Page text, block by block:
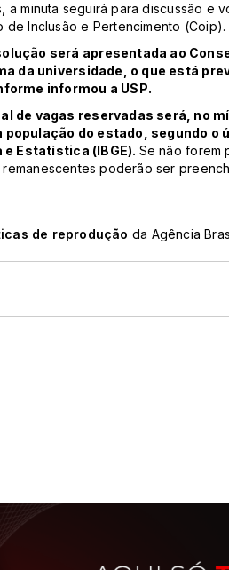
a minuta seguirá para discussão e
Inclusão e Pertencimento (Coip).
será apresentada ao
da universidade, o que está
informou a USP.
de vagas reservadas será, no
do estado, segundo o
Estatística (IBGE). Se não forem
poderão ser
de reprodução da Agência